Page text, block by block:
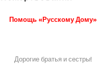
Помощь «Русскому Дому»
Дорогие братья и сестры!